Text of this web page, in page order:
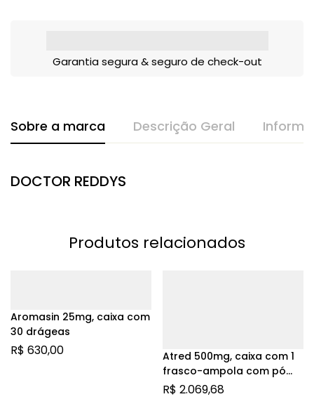
Garantia segura & seguro de check-out
Sobre a marca Descrição Geral
DOCTOR REDDYS
Produtos relacionados
Aromasin 25mg, caixa com
30 drágeas
R$ 630,00
Atred 500mg, caixa com 1
frasco-ampola com pó
para solução de uso
R$ 2.069,68